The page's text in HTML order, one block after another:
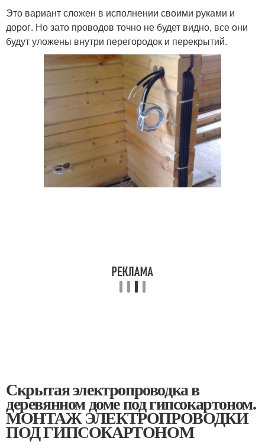
Это вариант сложен в исполнении своими руками и
дорог. Но зато проводов точно не будет видно, все они
будут уложены внутри перегородок и перекрытий.
Скрытая электропроводка в
деревянном доме под гипсокартоном.
МОНТАЖ ЭЛЕКТРОПРОВОДКИ
ПОД ГИПСОКАРТОНОМ